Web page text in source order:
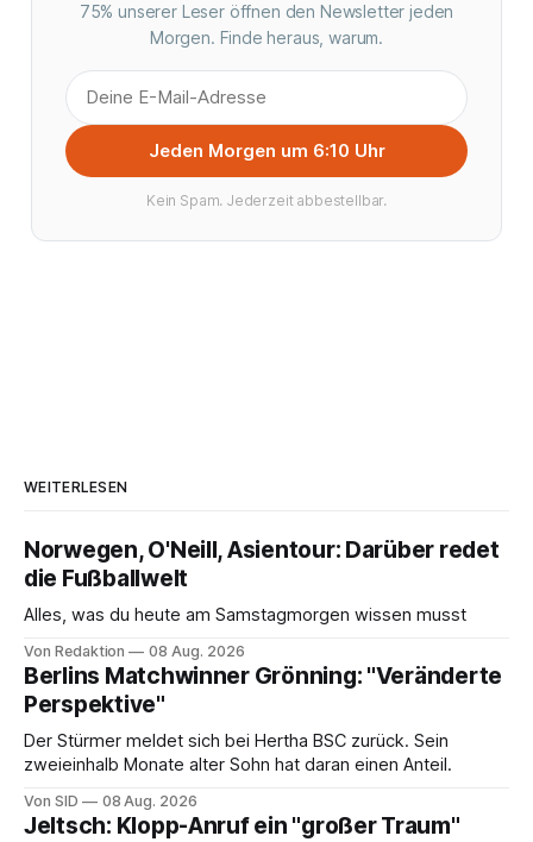
75% unserer Leser öffnen den Newsletter jeden
Morgen. Finde heraus, warum.
Jeden Morgen um 6:10 Uhr
Kein Spam. Jederzeit abbestellbar.
WEITERLESEN
Norwegen, O'Neill, Asientour: Darüber redet
die Fußballwelt
Alles, was du heute am Samstagmorgen wissen musst
Von Redaktion 08 Aug. 2026
Berlins Matchwinner Grönning: "Veränderte
Perspektive"
Der Stürmer meldet sich bei Hertha BSC zurück. Sein
zweieinhalb Monate alter Sohn hat daran einen Anteil.
Von SID 08 Aug. 2026
Jeltsch: Klopp-Anruf ein "großer Traum"